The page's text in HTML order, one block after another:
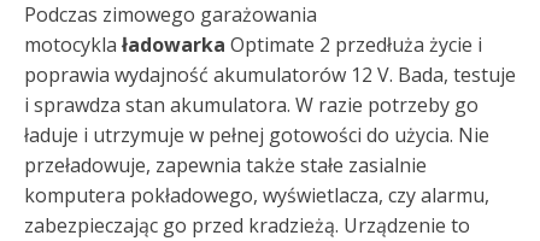
Podczas zimowego garażowania
motocykla ładowarka Optimate 2 przedłuża życie i
poprawia wydajność akumulatorów 12 V. Bada, testuje
i sprawdza stan akumulatora. W razie potrzeby go
ładuje i utrzymuje w pełnej gotowości do użycia. Nie
przeładowuje, zapewnia także stałe zasialnie
komputera pokładowego, wyświetlacza, czy alarmu,
zabezpieczając go przed kradzieżą. Urządzenie to